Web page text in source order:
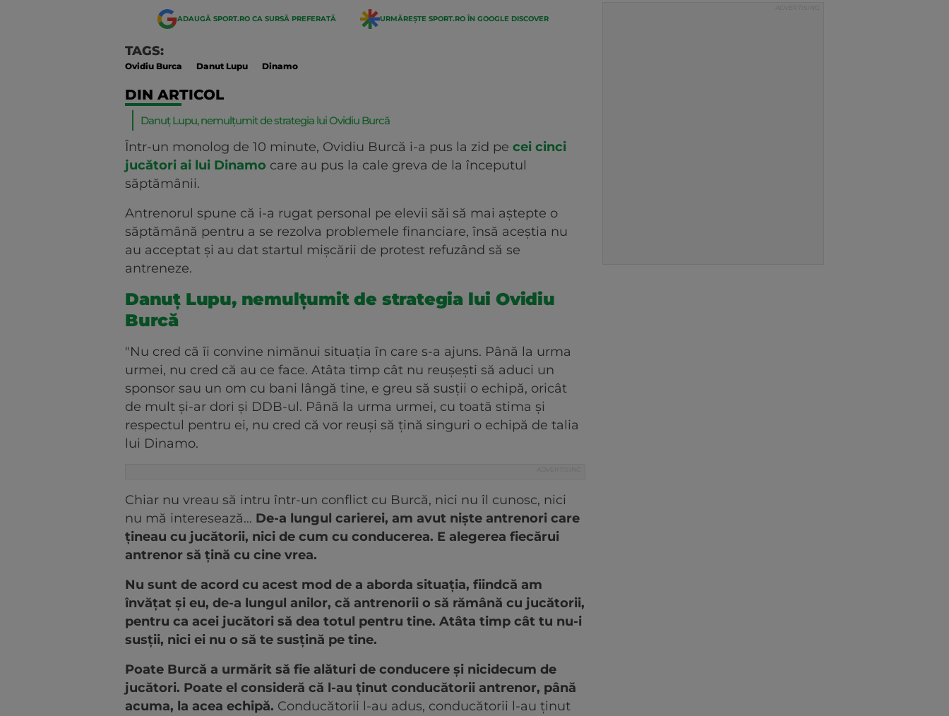
ADAUGĂ SPORT.RO CA SURSĂ PREFERATĂ URMĂREȘTE SPORT.RO ÎN GOOGLE DISCOVER
TAGS:
Ovidiu Burca Danut Lupu Dinamo
DIN ARTICOL
Danuț Lupu, nemulțumit de strategia lui Ovidiu Burcă
Într-un monolog de 10 minute, Ovidiu Burcă i-a pus la zid pe cei cinci
jucători ai lui Dinamo care au pus la cale greva de la începutul
săptămânii.
Antrenorul spune că i-a rugat personal pe elevii săi să mai aștepte o
săptămână pentru a se rezolva problemele financiare, însă aceștia nu
au acceptat și au dat startul mișcării de protest refuzând să se
antreneze.
Danuț Lupu, nemulțumit de strategia lui Ovidiu
Burcă
"Nu cred că îi convine nimănui situația în care s-a ajuns. Până la urma
urmei, nu cred că au ce face. Atâta timp cât nu reușești să aduci un
sponsor sau un om cu bani lângă tine, e greu să susții o echipă, oricât
de mult și-ar dori și DDB-ul. Până la urma urmei, cu toată stima și
respectul pentru ei, nu cred că vor reuși să țină singuri o echipă de talia
lui Dinamo.
Chiar nu vreau să intru într-un conflict cu Burcă, nici nu îl cunosc, nici
nu mă interesează… De-a lungul carierei, am avut niște antrenori care
țineau cu jucătorii, nici de cum cu conducerea. E alegerea fiecărui
antrenor să țină cu cine vrea.
Nu sunt de acord cu acest mod de a aborda situația, fiindcă am
învățat și eu, de-a lungul anilor, că antrenorii o să rămână cu jucătorii,
pentru ca acei jucători să dea totul pentru tine. Atâta timp cât tu nu-i
susții, nici ei nu o să te susțină pe tine.
Poate Burcă a urmărit să fie alături de conducere și nicidecum de
jucători. Poate el consideră că l-au ținut conducătorii antrenor, până
acuma, la acea echipă. Conducătorii l-au adus, conducătorii l-au ținut